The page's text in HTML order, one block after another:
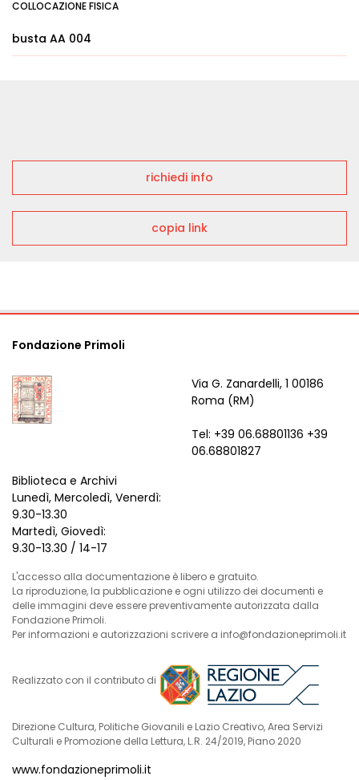
COLLOCAZIONE FISICA
busta AA 004
richiedi info
copia link
Fondazione Primoli
Via G. Zanardelli, 1 00186
Roma (RM)
Tel: +39 06.68801136 +39
06.68801827
Biblioteca e Archivi
Lunedì, Mercoledì, Venerdì:
9.30-13.30
Martedì, Giovedì:
9.30-13.30 / 14-17
L'accesso alla documentazione è libero e gratuito.
La riproduzione, la pubblicazione e ogni utilizzo dei documenti e
delle immagini deve essere preventivamente autorizzata dalla
Fondazione Primoli.
Per informazioni e autorizzazioni scrivere a info@fondazioneprimoli.it
Realizzato con il contributo di
Direzione Cultura, Politiche Giovanili e Lazio Creativo, Area Servizi
Culturali e Promozione della Lettura, L.R. 24/2019, Piano 2020
www.fondazioneprimoli.it